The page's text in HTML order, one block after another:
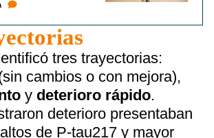
tres trayectorias:
cambios o con mejora),
y deterioro rápido.
deterioro presentaban
de P-tau217 y mayor